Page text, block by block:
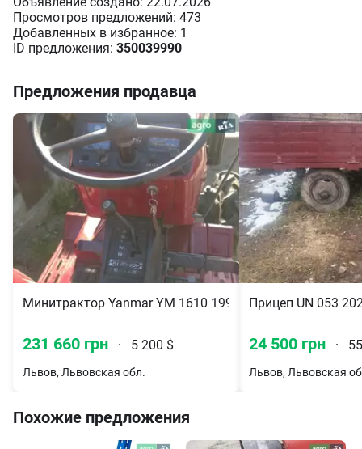
Просмотров предложений: 473
Добавленных в избранное: 1
ID предложения: 350039990
Предложения продавца
Минитрактор Yanmar YM 1610 1996
231 660 грн · 5 200 $
Львов, Львовская обл.
Прицеп UN 053
24 500 грн ·
Львов, Львовская
Похожие предложения